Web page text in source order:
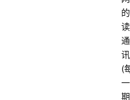
通
(
一